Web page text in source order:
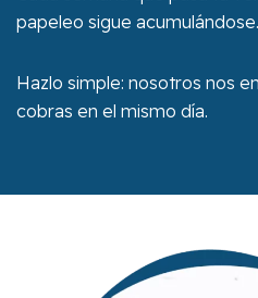
papeleo sigue acumulándose.
Hazlo simple: nosotros nos
cobras en el mismo día.